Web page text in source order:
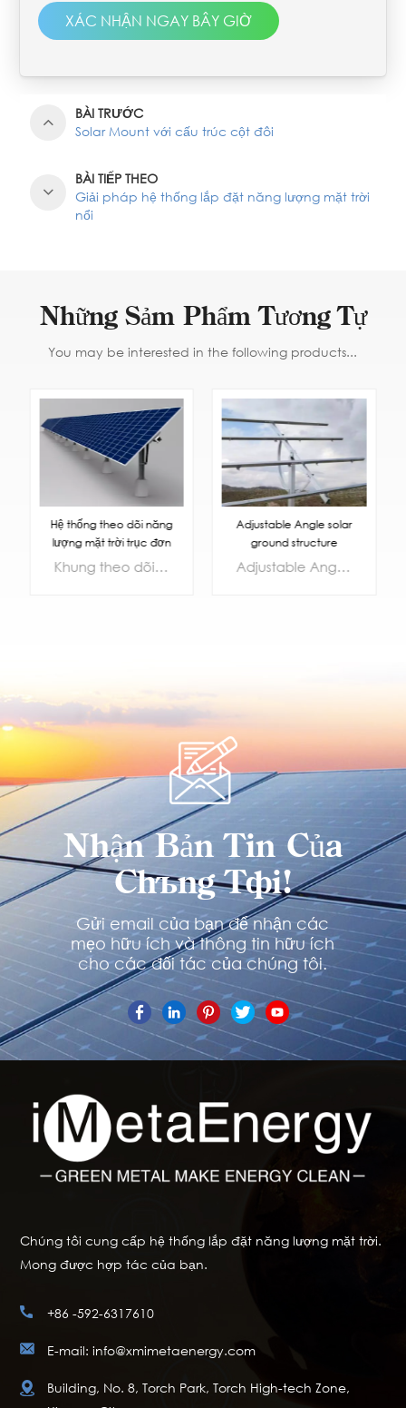
XÁC NHẬN NGAY BÂY GIỜ
BÀI TRƯỚC
Solar Mount với cấu trúc cột đôi
BÀI TIẾP THEO
Giải pháp hệ thống lắp đặt năng lượng mặt trời
nổi
Những Sảm Phẩm Tương Tự
You may be interested in the following products...
Hệ thống theo dõi năng
lượng mặt trời trục đơn
hàng
Khung theo dõi một trục tiết kiệm chi phí hơn, là khung theo dõi một trục phẳng trưởng thành nhất, trên cơ sở chỉ tăng khoản đầu tư khoảng 10%, bạn có thể cải thiện hiệu quả 25%, hiện là chương trình chính trong ngành công nghiệp.
TÌM HIỂU
Adjustable Angle solar
ground structure
Adjustable Angle solar ground structure
Nhận Bản Tin Của
Chúng Tôi!
Gửi email của bạn để nhận các
mẹo hữu ích và thông tin hữu ích
cho các đối tác của chúng tôi.
Chúng tôi cung cấp hệ thống lắp đặt năng lượng mặt trời.
Mong được hợp tác của bạn.
+86 -592-6317610
E-mail: info@xmimetaenergy.com
Building, No. 8, Torch Park, Torch High-tech Zone,